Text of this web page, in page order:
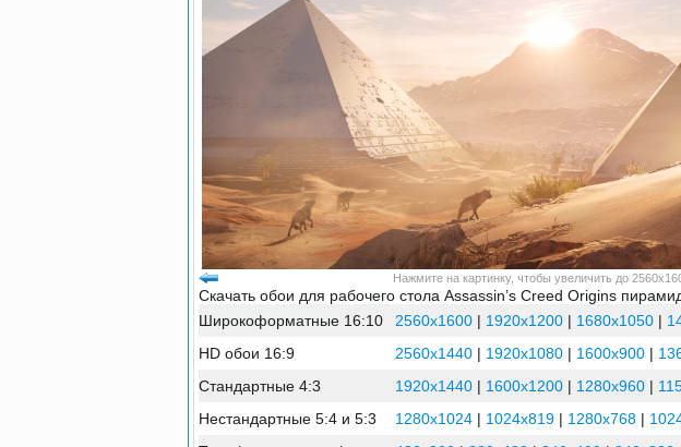
Нажмите на картинку, чтобы увеличить до
Скачать обои для рабочего стола Assassin’s Creed Origins
Широкоформатные 16:10
2560x1600 | 1920x1200 | 1680x1050 |
HD обои 16:9
2560x1440 | 1920x1080 | 1600x900 |
Стандартные 4:3
1920x1440 | 1600x1200 | 1280x960 |
Нестандартные 5:4 и 5:3
1280x1024 | 1024x819 | 1280x768 |